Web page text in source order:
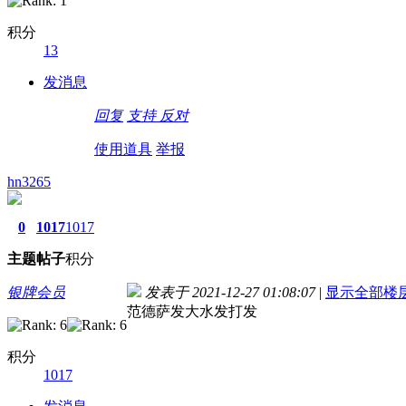
积分
13
发消息
回复 支持 反对
使用道具 举报
hn3265
0
主题
1017
帖子
1017
积分
银牌会员
积分
1017
发表于 2021-12-27 01:08:07 | 显示全部楼
范德萨发大水发打发